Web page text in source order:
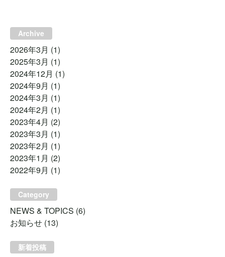
Archive
2026年3月 (1)
2025年3月 (1)
2024年12月 (1)
2024年9月 (1)
2024年3月 (1)
2024年2月 (1)
2023年4月 (2)
2023年3月 (1)
2023年2月 (1)
2023年1月 (2)
2022年9月 (1)
Category
NEWS & TOPICS (6)
お知らせ (13)
新着投稿